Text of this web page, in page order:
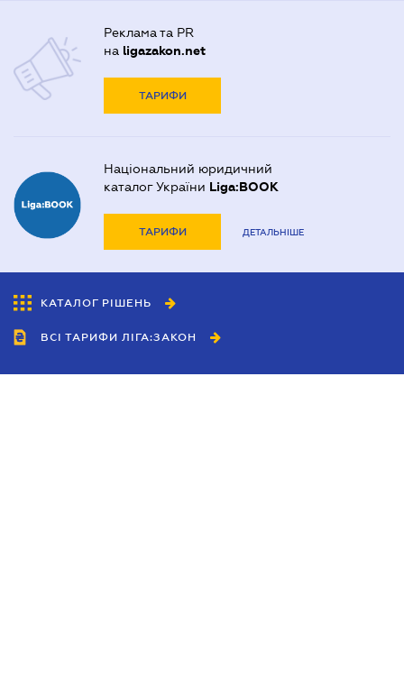
Реклама та PR
на ligazakon.net
ТАРИФИ
Національний юридичний
каталог України Liga:BOOK
ТАРИФИ ДЕТАЛЬНІШЕ
КАТАЛОГ РІШЕНЬ
ВСІ ТАРИФИ ЛІГА:ЗАКОН